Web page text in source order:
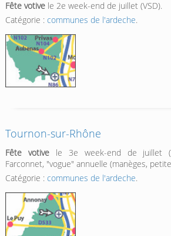
Fête votivele 2e week-end de juillet (VSD).
Catégorie : communes de l'ardeche.
Tournon-sur-Rhône
Fête votivele 3e week-end de juillet
Farconnet, "vogue" annuelle (manèges,
Catégorie : communes de l'ardeche.